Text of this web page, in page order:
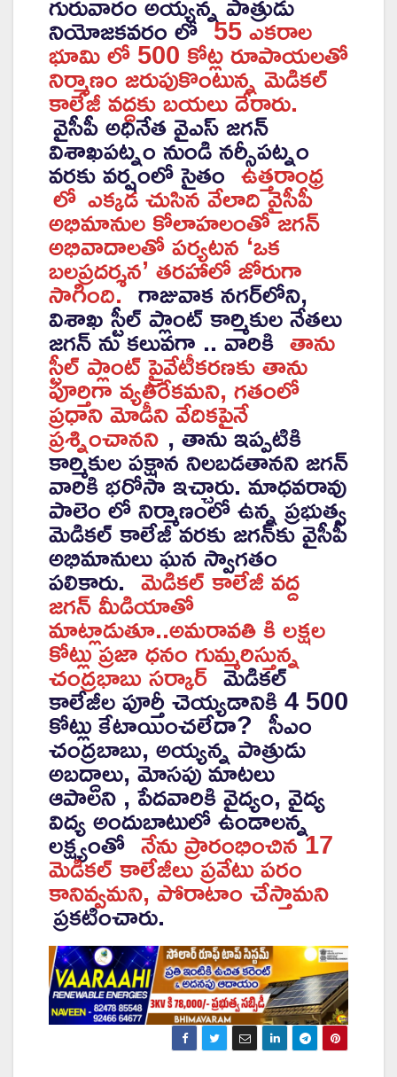
నియోజకవరం లో55 ఎకరాల
భూమి లో 500 కోట్ల రూపాయలతో
నిర్మాణం జరుపుకొంటున్న మెడికల్
కాలేజీ వద్దకు బయలు దేరారు.
వైసీపీ అధినేత వైఎస్ జగన్
విశాఖపట్నం నుండి నర్సీపట్నం
వరకు వర్షంలో సైతంఉత్తరాంధ్ర
లోఎక్కడ చుసిన వేలాది వైసీపీ
అభిమానుల కోలాహలంతో జగన్
అభివాదాలతో పర్యటన ‘ఒక
బలప్రదర్శన’ తరహాలో జోరుగా
సాగింది.గాజువాక నగర్‌లోని,
విశాఖ స్టీల్ ప్లాంట్ కార్మికుల నేతలు
జగన్ ను కలువగా .. వారికి తాను
స్టీల్ ప్లాంట్ ప్రైవేటీకరణకు తాను
పూర్తిగా వ్యతిరేకమని, గతంలో
ప్రధాని మోడీని వేదికపైనే
ప్రశ్నించానని , తాను ఇప్పటికి
కార్మికుల పక్షాన నిలబడతానని జగన్
వారికి భరోసా ఇచ్చారు. మాధవరావు
పాలెం లో నిర్మాణంలో ఉన్న ప్రభుత్వ
మెడికల్ కాలేజీ వరకు జగన్‌కు వైసీపీ
అభిమానులు ఘన స్వాగతం
పలికారు. మెడికల్ కాలేజీ వద్ద
జగన్ మీడియాతో
మాట్లాడుతూ..అమరావతి కి లక్షల
కోట్లు ప్రజా ధనం గుమ్మరిస్తున్న
చంద్రభాబు సర్కార్ మెడికల్
కాలేజీల పూర్తీ చెయ్యడానికి 4 500
కోట్లు కేటాయించలేదా? సీఎం
చంద్రబాబు, అయ్యన్న పాత్రుడు
అబద్దాలు, మోసపు మాటలు
ఆపాలని , పేదవారికి వైద్యం, వైద్య
విద్య అందుబాటులో ఉండాలన్న
లక్ష్యంతోనేను ప్రారంభించిన 17
మెడికల్ కాలేజీలు ప్రవేటు పరం
కానివ్వమని, పోరాటాం చేస్తామని
ప్రకటించారు.